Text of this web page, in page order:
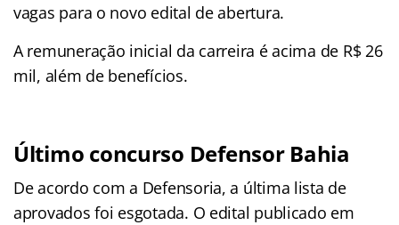
vagas para o novo edital de abertura.
A remuneração inicial da carreira é acima de R$ 26
mil, além de benefícios.
Último concurso Defensor Bahia
De acordo com a Defensoria, a última lista de
aprovados foi esgotada. O edital publicado em